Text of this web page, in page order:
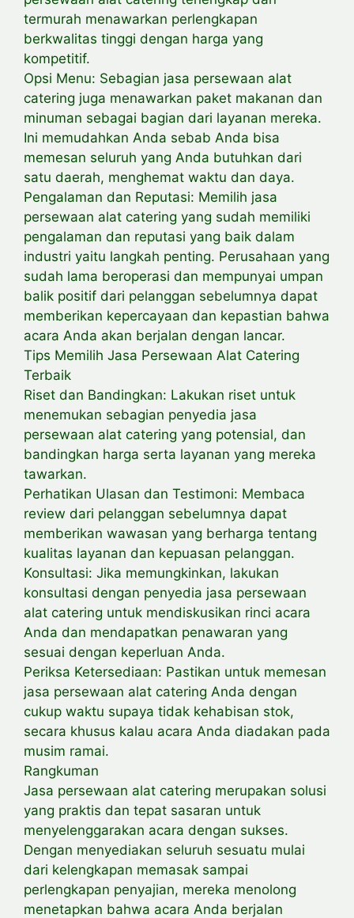
termurah menawarkan perlengkapan
berkwalitas tinggi dengan harga yang
kompetitif.
Opsi Menu: Sebagian jasa persewaan alat
catering juga menawarkan paket makanan dan
minuman sebagai bagian dari layanan mereka.
Ini memudahkan Anda sebab Anda bisa
memesan seluruh yang Anda butuhkan dari
satu daerah, menghemat waktu dan daya.
Pengalaman dan Reputasi: Memilih jasa
persewaan alat catering yang sudah memiliki
pengalaman dan reputasi yang baik dalam
industri yaitu langkah penting. Perusahaan yang
sudah lama beroperasi dan mempunyai umpan
balik positif dari pelanggan sebelumnya dapat
memberikan kepercayaan dan kepastian bahwa
acara Anda akan berjalan dengan lancar.
Tips Memilih Jasa Persewaan Alat Catering
Terbaik
Riset dan Bandingkan: Lakukan riset untuk
menemukan sebagian penyedia jasa
persewaan alat catering yang potensial, dan
bandingkan harga serta layanan yang mereka
tawarkan.
Perhatikan Ulasan dan Testimoni: Membaca
review dari pelanggan sebelumnya dapat
memberikan wawasan yang berharga tentang
kualitas layanan dan kepuasan pelanggan.
Konsultasi: Jika memungkinkan, lakukan
konsultasi dengan penyedia jasa persewaan
alat catering untuk mendiskusikan rinci acara
Anda dan mendapatkan penawaran yang
sesuai dengan keperluan Anda.
Periksa Ketersediaan: Pastikan untuk memesan
jasa persewaan alat catering Anda dengan
cukup waktu supaya tidak kehabisan stok,
secara khusus kalau acara Anda diadakan pada
musim ramai.
Rangkuman
Jasa persewaan alat catering merupakan solusi
yang praktis dan tepat sasaran untuk
menyelenggarakan acara dengan sukses.
Dengan menyediakan seluruh sesuatu mulai
dari kelengkapan memasak sampai
perlengkapan penyajian, mereka menolong
menetapkan bahwa acara Anda berjalan